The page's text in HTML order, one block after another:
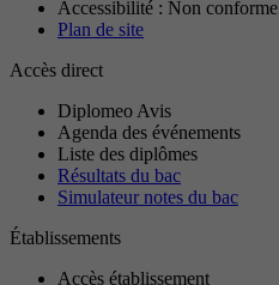
Accessibilité : Non conforme
Plan de site
Accès direct
Diplomeo Avis
Agenda des événements
Liste des diplômes
Résultats du bac
Simulateur notes du bac
Établissements
Accès établissement